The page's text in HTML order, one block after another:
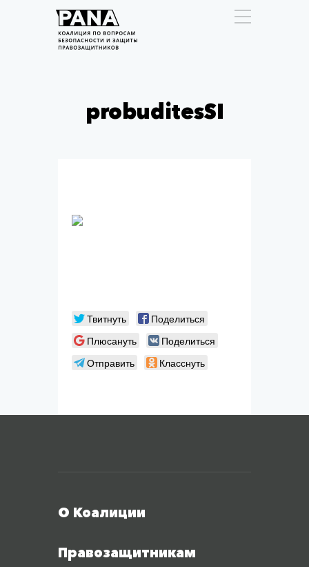
probuditesSI
Твитнуть
Поделиться
Плюсануть
Поделиться
Отправить
Класснуть
О Коалиции
Правозащитникам